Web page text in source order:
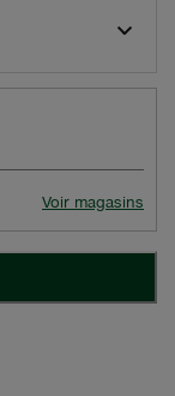
Voir magasins